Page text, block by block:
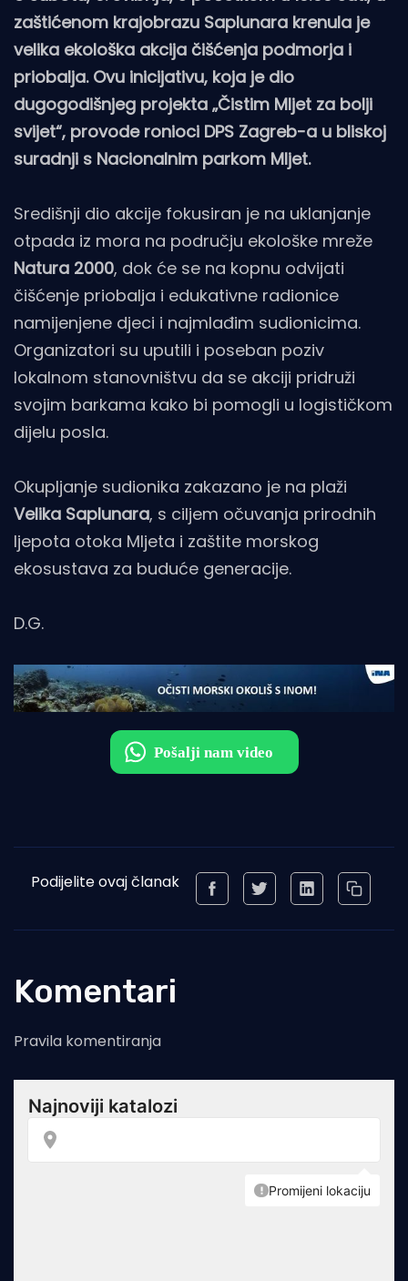
zaštićenom krajobrazu Saplunara krenula je
velika ekološka akcija čišćenja podmorja i
priobalja. Ovu inicijativu, koja je dio
dugogodišnjeg projekta „Čistim Mljet za bolji
svijet“, provode ronioci DPS Zagreb-a u bliskoj
suradnji s Nacionalnim parkom Mljet.
Središnji dio akcije fokusiran je na uklanjanje
otpada iz mora na području ekološke mreže
Natura 2000, dok će se na kopnu odvijati
čišćenje priobalja i edukativne radionice
namijenjene djeci i najmlađim sudionicima.
Organizatori su uputili i poseban poziv
lokalnom stanovništvu da se akciji pridruži
svojim barkama kako bi pomogli u logističkom
dijelu posla.
Okupljanje sudionika zakazano je na plaži
Velika Saplunara, s ciljem očuvanja prirodnih
ljepota otoka Mljeta i zaštite morskog
ekosustava za buduće generacije.
D.G.
Podijelite ovaj članak
Komentari
Pravila komentiranja